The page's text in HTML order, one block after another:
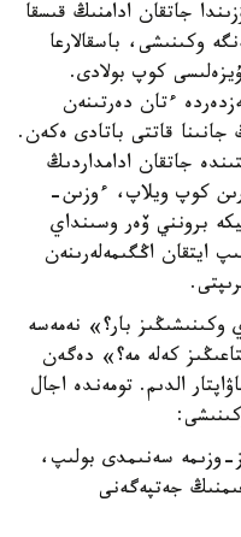
جاتقان ادامنىڭ قىسقا
وكىنىشى، باسقالارعا
كوپ بولادى.
ءتان دەرتىنەن
قاتتى باتادى ەكەن.
جاتقان ادامداردىڭ
كوپ ويلاپ، ءوزىن-
برونني ۆەر وسىنداي
ايتقان اڭگىمەلەرىنەن
وكىنىشىڭىز بار؟» نەمەسە
كەلە مە؟» دەگەن
الدىم. تومەندە اجال
وزىمە سەنىمدى بولىپ،
جەتپەگەنى